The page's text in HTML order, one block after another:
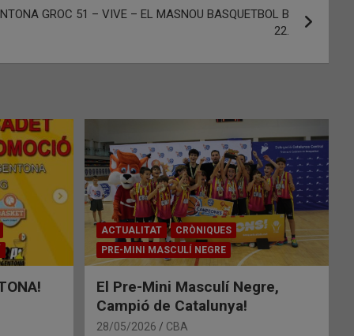
GROC 51 – VIVE – EL MASNOU BASQUETBOL B
22.
ACTUALITAT
CRÒNIQUES
PRE-MINI MASCULÍ NEGRE
El Pre-Mini Masculí Negre,
Campió de Catalunya!
28/05/2026 CBA